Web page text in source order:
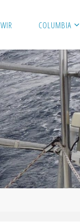
WIR COLUMBIA